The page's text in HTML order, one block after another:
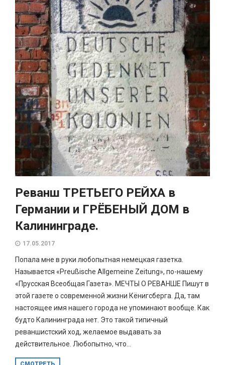
Реванш ТРЕТЬЕГО РЕЙХА в
Германии и ГРЁБЕНЫЙ ДОМ в
Калининграде.
17.05.2017
Попала мне в руки любопытная немецкая газетка.
Называется «Preußische Allgemeine Zeitung», по-нашему
«Прусская Всеобщая Газета». МЕЧТЫ О РЕВАНШЕ Пишут в
этой газете о современной жизни Кёнигсберга. Да, там
настоящее имя нашего города не упоминают вообще. Как
будто Калининграда нет. Это такой типичный
реваншистский ход, желаемое выдавать за
действительное. Любопытно, что...